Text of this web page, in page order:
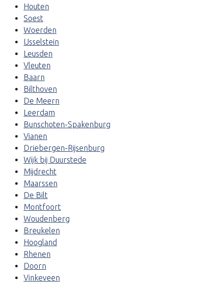
Houten
Soest
Woerden
IJsselstein
Leusden
Vleuten
Baarn
Bilthoven
De Meern
Leerdam
Bunschoten-Spakenburg
Vianen
Driebergen-Rijsenburg
Wijk bij Duurstede
Mijdrecht
Maarssen
De Bilt
Montfoort
Woudenberg
Breukelen
Hoogland
Rhenen
Doorn
Vinkeveen